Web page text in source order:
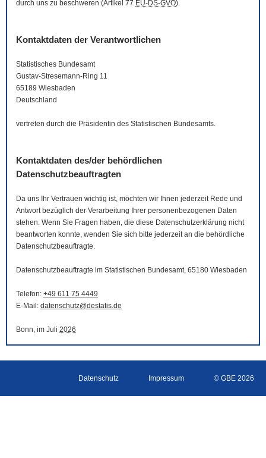
durch uns zu beschweren (Artikel 77 EU-DS-GVO).
Kontaktdaten der Verantwortlichen
Statistisches Bundesamt
Gustav-Stresemann-Ring 11
65189 Wiesbaden
Deutschland
vertreten durch die Präsidentin des Statistischen Bundesamts.
Kontaktdaten des/der behördlichen
Datenschutzbeauftragten
Da uns Ihr Vertrauen wichtig ist, möchten wir Ihnen jederzeit Rede und
Antwort bezüglich der Verarbeitung Ihrer personenbezogenen Daten
stehen. Wenn Sie Fragen haben, die diese Datenschutzerklärung nicht
beantworten konnte, wenden Sie sich bitte jederzeit an die behördliche
Datenschutzbeauftragte.
Datenschutzbeauftragte im Statistischen Bundesamt, 65180 Wiesbaden
Telefon: +49 611 75 4449
E-Mail : datenschutz@destatis.de
Bonn, im Juli 2026
Datenschutz Impressum © GBE 2026